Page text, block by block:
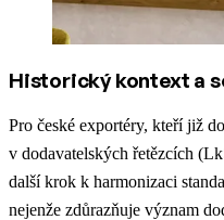
Historický kontext a
Pro české exportéry, kteří již
v dodavatelských řetězcích
další krok k harmonizaci
nejenže zdůrazňuje význam